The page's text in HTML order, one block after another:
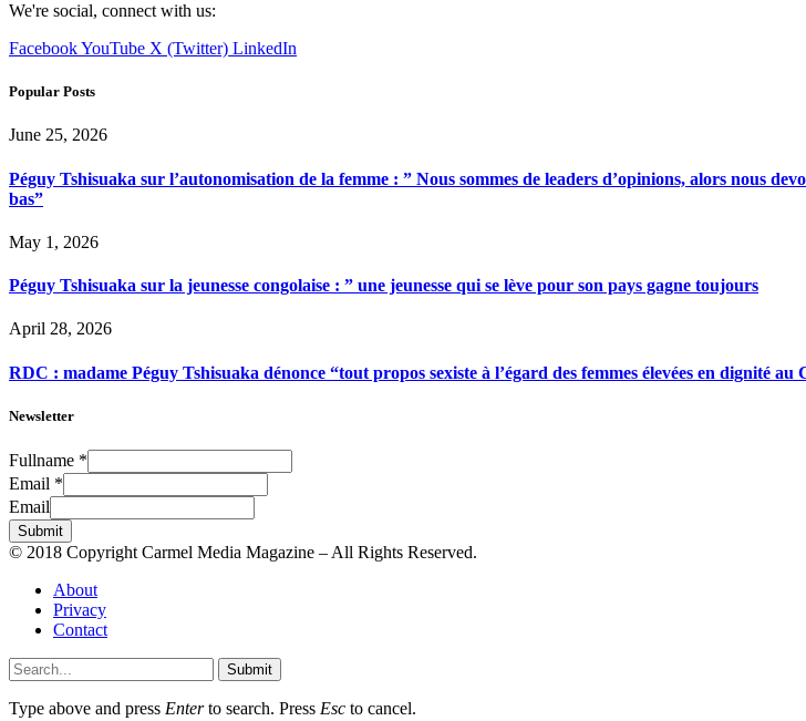
We're social, connect with us:
FacebookYouTube X (Twitter) LinkedIn
Popular Posts
June 25, 2026
Péguy Tshisuaka sur l’autonomisation de la femme : ” Nous sommes de leaders d’opinions, alors nous
bas”
May 1, 2026
Péguy Tshisuaka sur la jeunesse congolaise : ” une jeunesse qui se lève pour son pays gagne toujours
April 28, 2026
RDC : madame Péguy Tshisuaka dénonce “tout propos sexiste à l’égard des femmes élevées en dignité
Newsletter
Fullname *
Email *
Email
Submit
© 2018 Copyright Carmel Media Magazine – All Rights Reserved.
About
Privacy
Contact
Submit
Type above and press Enterto search. Press Esc to cancel.